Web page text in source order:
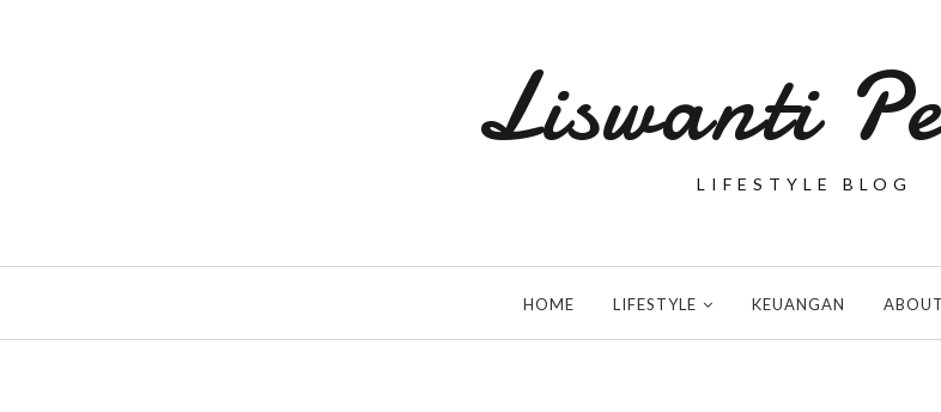
Liswanti
LIFESTYLE BLOG
HOME LIFESTYLE KEUANGAN ABOUT